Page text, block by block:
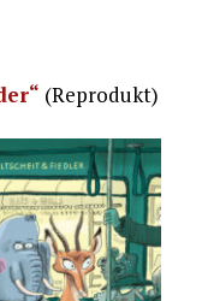
(Reprodukt)